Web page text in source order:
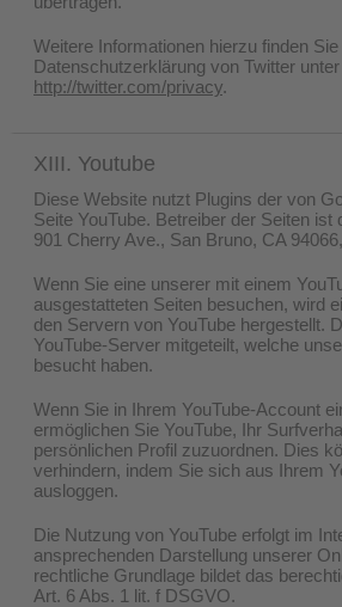
Weitere Informationen hierzu finden
Datenschutzerklärung von Twitter unter
http://twitter.com/privacy.
XIII. Youtube
Diese Website nutzt Plugins der von
Seite YouTube. Betreiber der Seiten ist
901 Cherry Ave., San Bruno, CA
Wenn Sie eine unserer mit einem
ausgestatteten Seiten besuchen, wird
den Servern von YouTube hergestellt.
YouTube-Server mitgeteilt, welche
besucht haben.
Wenn Sie in Ihrem YouTube-Account
ermöglichen Sie YouTube, Ihr
persönlichen Profil zuzuordnen. Dies
verhindern, indem Sie sich aus Ihrem
ausloggen.
Die Nutzung von YouTube erfolgt im
ansprechenden Darstellung unserer
rechtliche Grundlage bildet das
Art. 6 Abs. 1 lit. f DSGVO.